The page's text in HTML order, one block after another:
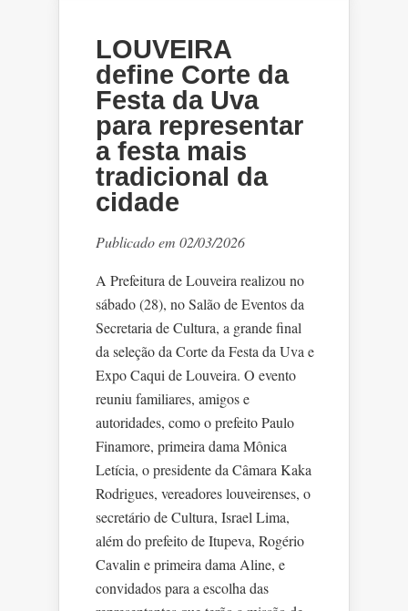
LOUVEIRA
define Corte da
Festa da Uva
para representar
a festa mais
tradicional da
cidade
Publicado em 02/03/2026
A Prefeitura de Louveira realizou no
sábado (28), no Salão de Eventos da
Secretaria de Cultura, a grande final
da seleção da Corte da Festa da Uva e
Expo Caqui de Louveira. O evento
reuniu familiares, amigos e
autoridades, como o prefeito Paulo
Finamore, primeira dama Mônica
Letícia, o presidente da Câmara Kaka
Rodrigues, vereadores louveirenses, o
secretário de Cultura, Israel Lima,
além do prefeito de Itupeva, Rogério
Cavalin e primeira dama Aline, e
convidados para a escolha das